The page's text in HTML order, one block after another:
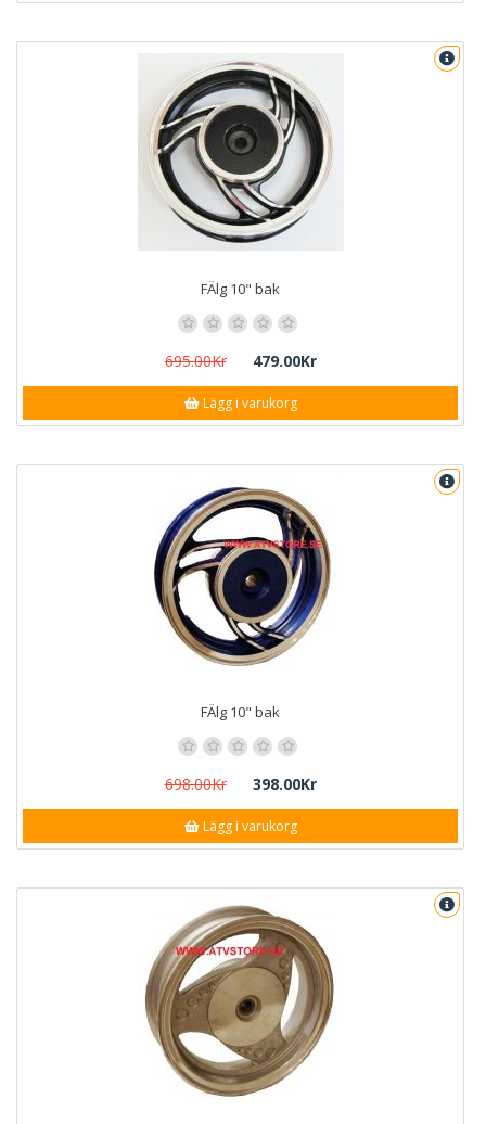
FÄlg 10" bak
695.00Kr 479.00Kr
Lägg i varukorg
FÄlg 10" bak
698.00Kr 398.00Kr
Lägg i varukorg